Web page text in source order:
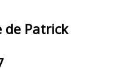
de Patrick